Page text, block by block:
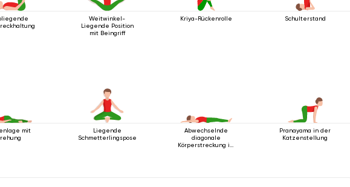
Weitwinkel-
Liegende Position
mit Beingriff
Kriya-Rückenrolle Schulterstand
mit
Liegende
Schmetterlingspose
Abwechselnde
diagonale
Körperstreckung im
Pranayama in der
Katzenstellung